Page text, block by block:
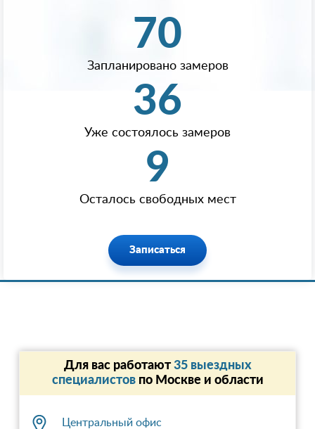
70
Запланировано замеров
36
Уже состоялось замеров
9
Осталось свободных мест
Записаться
Для вас работают35 выездных
специалистовпо Москве и области
Центральный офис